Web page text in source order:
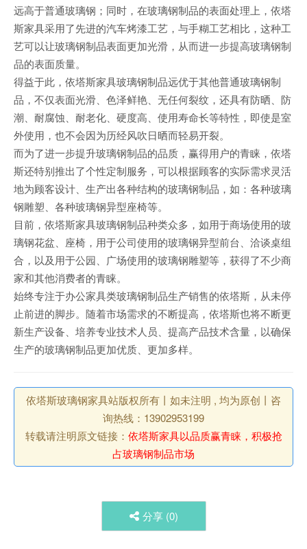
远高于普通玻璃钢；同时，在玻璃钢制品的表面处理上，依塔
斯家具采用了先进的汽车烤漆工艺，与手糊工艺相比，这种工
艺可以让玻璃钢制品表面更加光滑，从而进一步提高玻璃钢制
品的表面质量。
得益于此，依塔斯家具玻璃钢制品远优于其他普通玻璃钢制
品，不仅表面光滑、色泽鲜艳、无任何裂纹，还具有防晒、防
潮、耐腐蚀、耐老化、硬度高、使用寿命长等特性，即使是室
外使用，也不会因为历经风吹日晒而轻易开裂。
而为了进一步提升玻璃钢制品的品质，赢得用户的青睐，依塔
斯还特别推出了个性定制服务，可以根据顾客的实际需求灵活
地为顾客设计、生产出各种结构的玻璃钢制品，如：各种玻璃
钢雕塑、各种玻璃钢异型座椅等。
目前，依塔斯家具玻璃钢制品种类众多，如用于商场使用的玻
璃钢花盆、座椅，用于公司使用的玻璃钢异型前台、洽谈桌组
合，以及用于公园、广场使用的玻璃钢雕塑等，获得了不少商
家和其他消费者的青睐。
始终专注于办公家具类玻璃钢制品生产销售的依塔斯，从未停
止前进的脚步。随着市场需求的不断提高，依塔斯也将不断更
新生产设备、培养专业技术人员、提高产品技术含量，以确保
生产的玻璃钢制品更加优质、更加多样。
依塔斯玻璃钢家具站版权所有丨如未注明 , 均为原创丨咨
询热线：13902953199
转载请注明原文链接： 依塔斯家具以品质赢青睐，积极抢
占玻璃钢制品市场
分享 (0)